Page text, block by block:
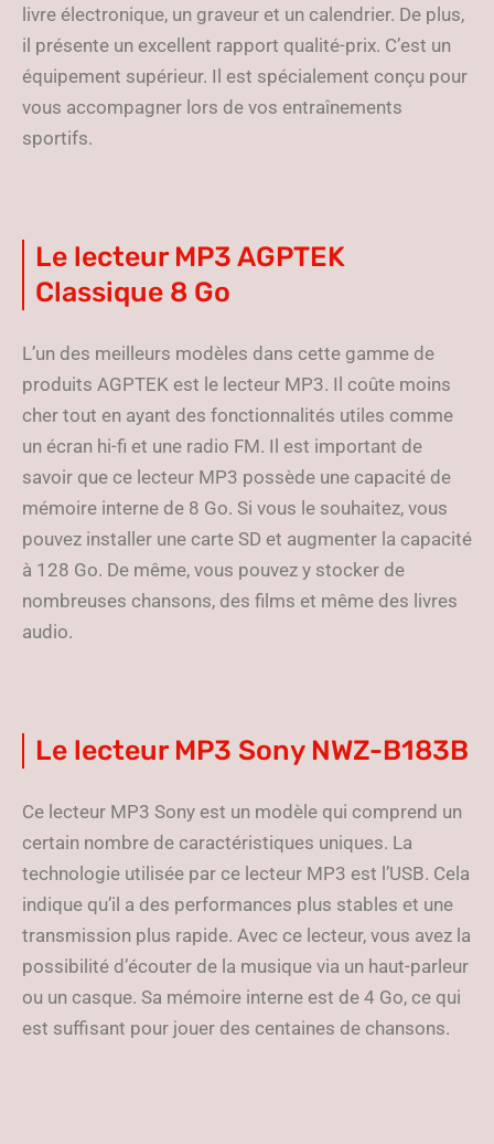
livre électronique, un graveur et un calendrier. De plus,
il présente un excellent rapport qualité-prix. C’est un
équipement supérieur. Il est spécialement conçu pour
vous accompagner lors de vos entraînements
sportifs.
Le lecteur MP3 AGPTEK
Classique 8 Go
L’un des meilleurs modèles dans cette gamme de
produits AGPTEK est le lecteur MP3. Il coûte moins
cher tout en ayant des fonctionnalités utiles comme
un écran hi-fi et une radio FM. Il est important de
savoir que ce lecteur MP3 possède une capacité de
mémoire interne de 8 Go. Si vous le souhaitez, vous
pouvez installer une carte SD et augmenter la capacité
à 128 Go. De même, vous pouvez y stocker de
nombreuses chansons, des films et même des livres
audio.
Le lecteur MP3 Sony NWZ-B183B
Ce lecteur MP3 Sony est un modèle qui comprend un
certain nombre de caractéristiques uniques. La
technologie utilisée par ce lecteur MP3 est l’USB. Cela
indique qu’il a des performances plus stables et une
transmission plus rapide. Avec ce lecteur, vous avez la
possibilité d’écouter de la musique via un haut-parleur
ou un casque. Sa mémoire interne est de 4 Go, ce qui
est suffisant pour jouer des centaines de chansons.